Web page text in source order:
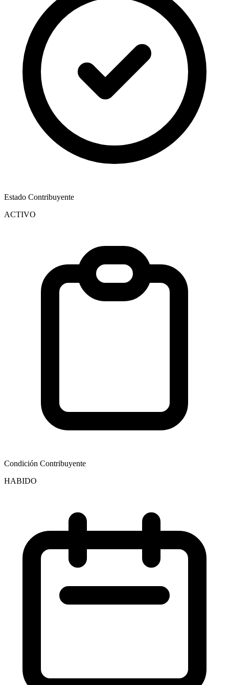
Estado Contribuyente
ACTIVO
Condición Contribuyente
HABIDO